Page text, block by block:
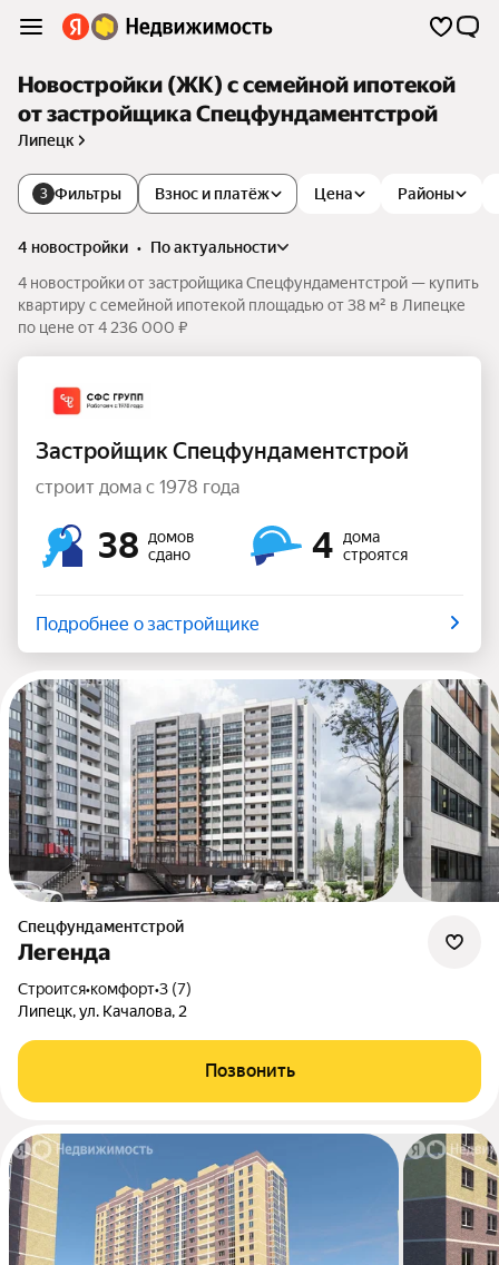
Новостройки (ЖК) с семейной ипотекой
от застройщика Спецфундаментстрой
Липецк
3 Фильтры Цена
Взнос и платёж Районы
4 новостройки •
по актуальности
4 новостройки от застройщика Спецфундаментстрой — купить
квартиру с семейной ипотекой площадью от 38 м² в Липецке
по цене от 4 236 000 ₽
Застройщик Спецфундаментстрой
строит дома с 1978 года
38
домов
сдано
4
дома
строятся
Подробнее о застройщике
Спецфундаментстрой
Легенда
Строится•комфорт•3 (7)
Липецк, ул. Качалова, 2
Позвонить